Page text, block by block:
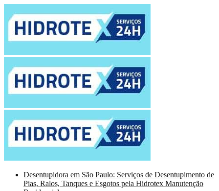
Desentupidora em São Paulo: Serviços de Desentupimento de
Pias, Ralos, Tanques e Esgotos pela Hidrotex Manutenção